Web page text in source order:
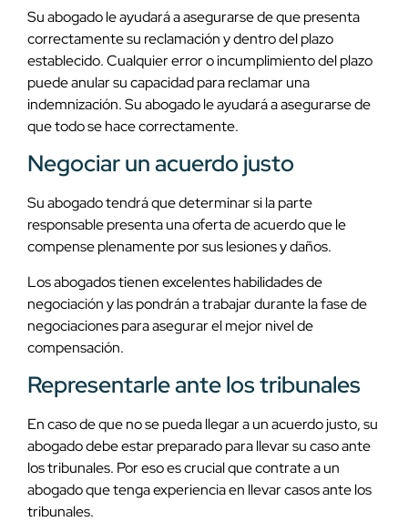
Su abogado le ayudará a asegurarse de que presenta
correctamente su reclamación y dentro del plazo
establecido. Cualquier error o incumplimiento del plazo
puede anular su capacidad para reclamar una
indemnización. Su abogado le ayudará a asegurarse de
que todo se hace correctamente.
Negociar un acuerdo justo
Su abogado tendrá que determinar si la parte
responsable presenta una oferta de acuerdo que le
compense plenamente por sus lesiones y daños.
Los abogados tienen excelentes habilidades de
negociación y las pondrán a trabajar durante la fase de
negociaciones para asegurar el mejor nivel de
compensación.
Representarle ante los tribunales
En caso de que no se pueda llegar a un acuerdo justo, su
abogado debe estar preparado para llevar su caso ante
los tribunales. Por eso es crucial que contrate a un
abogado que tenga experiencia en llevar casos ante los
tribunales.